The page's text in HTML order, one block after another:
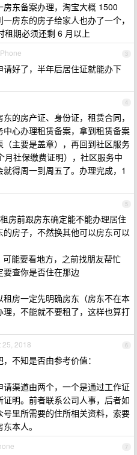
东备案办理，淘宝大概 1500
房东的房子给家人也办了一个，
租期必须还剩 6 月以上
3
好了，半年后居住证就能办下
4
的房产证、身份证，租赁合同，
心办理租赁备案，拿到租赁备案
主要是盖章），再回到社区服务
月社保缴费证明），社区服务中
得周一到周五了。办理完成，1
5
房前跟房东确定能不能办理居住
房子，不然换其他可以房东可以
能要看地方，之前找朋友帮忙
要查你是否住在那边
房一定先明确房东（房东不在本
，不能就不要租了，这样也算打
6
25, 2018
不知是否由参考价值：
渠道由两个，一个是通过工作证
明。前者联系公司人事，后者如
里所需要的住所相关资料，索要
本人。
7